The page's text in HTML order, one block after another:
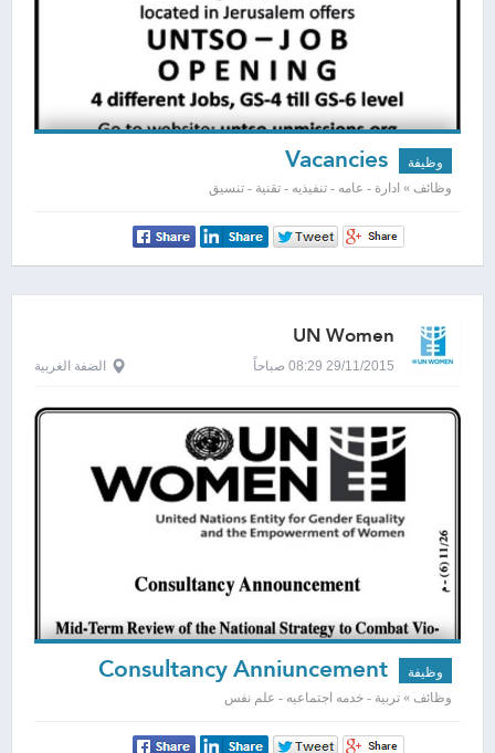
وظيفة
وظائف » ادارة - عامه - تنفيذيه - تقنية - تنسيق
UN Women
29/11/2015 08:29 صباحاً الضفة الغربية
وظيفة
وظائف » تربية - خدمه اجتماعيه - علم نفس